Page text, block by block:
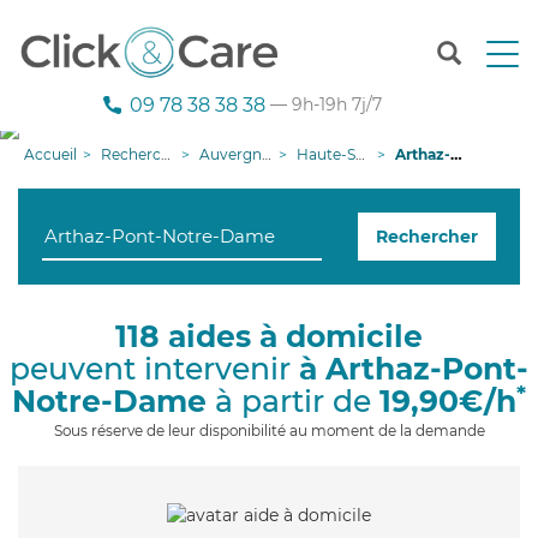
T
n
g
i
o
n
09 78 38 38 38 — 9h-19h 7j/7
Accueil Recherche aide à domicile Auvergne-Rhône-Alpes Haute-Savoie Arthaz-Pont-Notre-Dame
Rechercher
118 aides à domicile
peuvent intervenir à Arthaz-Pont-
Notre-Dame à partir de 19,90€/h*
Sous réserve de leur disponibilité au moment de la demande